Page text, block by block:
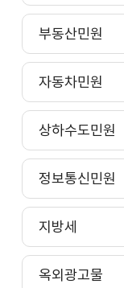
부동산민원
자동차민원
상하수도민원
정보통신민원
지방세
옥외광고물